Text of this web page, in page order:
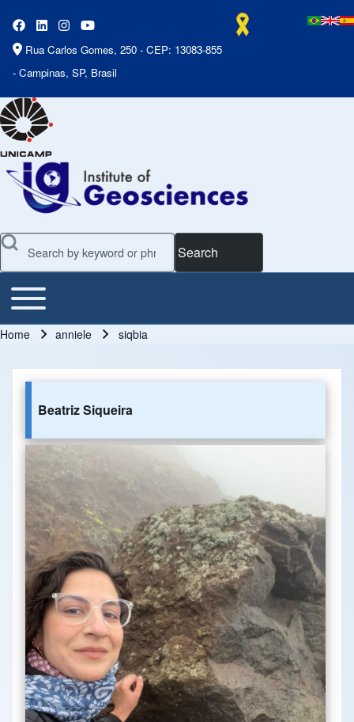
Rua Carlos Gomes, 250 - CEP: 13083-855
- Campinas, SP, Brasil
Search
Main Menu
Toggle main menu
Home anniele siqbia
Beatriz Siqueira